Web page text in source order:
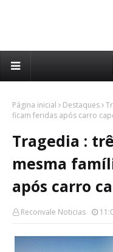
Página inicial Destaques
ficam feridas após carro
Tragedia :
mesma
após carro
Reconvale Noticias